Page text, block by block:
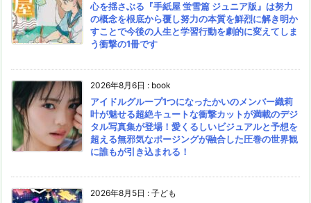
心を揺さぶる『手紙屋 蛍雪篇 ジュニア版』は努力
の概念を根底から覆し努力の本質を鮮烈に解き明か
すことで今後の人生と学習行動を劇的に変えてしま
う衝撃の1冊です
2026年8月6日 : book
アイドルグループ1つになったかいのメンバー織莉
叶が魅せる超絶キュートな衝撃カットが満載のデジ
タル写真集が登場！愛くるしいビジュアルと予想を
超える無邪気なポージングが融合した圧巻の世界観
に誰もが引き込まれる！
2026年8月5日 : 子ども